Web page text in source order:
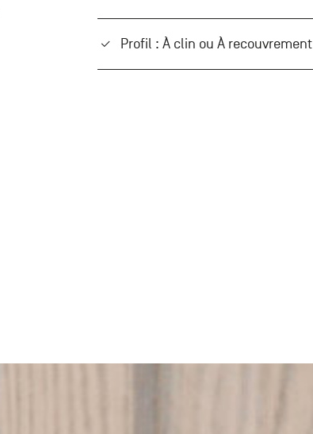
Profil : À clin ou À recouvrement